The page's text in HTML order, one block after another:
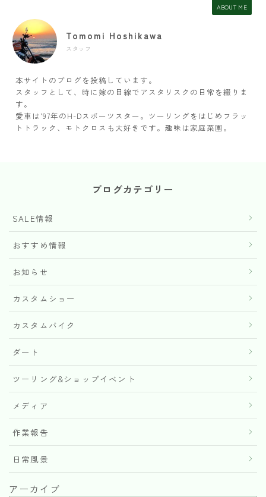
ABOUT ME
Tomomi Hoshikawa
スタッフ
本サイトのブログを投稿しています。
スタッフとして、時に嫁の目線でアスタリスクの日常を綴りま
す。
愛車は’97年のH-Dスポーツスター。ツーリングをはじめフラッ
トトラック、モトクロスも大好きです。趣味は家庭菜園。
ブログカテゴリー
SALE情報
おすすめ情報
お知らせ
カスタムショー
カスタムバイク
ダート
ツーリング&ショップイベント
メディア
作業報告
日常風景
アーカイブ